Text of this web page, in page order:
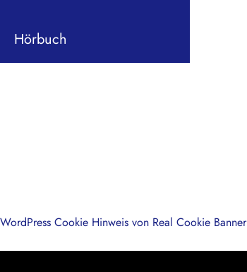
Hörbuch
WordPress Cookie Hinweis von Real Cookie Banner